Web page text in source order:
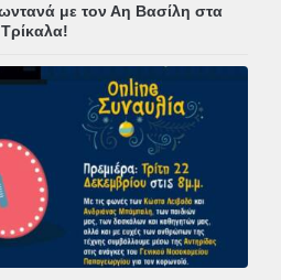
με τον Αη Βασίλη στα
Τρίκαλα!